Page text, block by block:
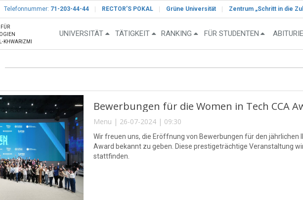
Telefonnummer: 71-203-44-44 RECTOR’S POKAL Grüne Universität Zentrum „Schritt in die
KHWARIZMI
UNIVERSITÄT TÄTIGKEIT RANKING FÜR STUDENTEN
Bewerbungen für die Women in Tech CCA
Menu | 26-07-2024 | 09:30
Wir freuen uns, die Eröffnung von Bewerbungen für den jährlichen
Award bekannt zu geben. Diese prestigeträchtige Veranstaltung
stattfinden.